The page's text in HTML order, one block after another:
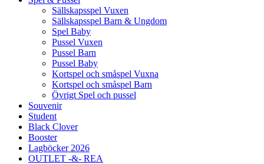
Sällskapsspel Vuxen
Sällskapsspel Barn & Ungdom
Spel Baby
Pussel Vuxen
Pussel Barn
Pussel Baby
Kortspel och småspel Vuxna
Kortspel och småspel Barn
Övrigt Spel och pussel
Souvenir
Student
Black Clover
Booster
Lagböcker 2026
OUTLET -&- REA